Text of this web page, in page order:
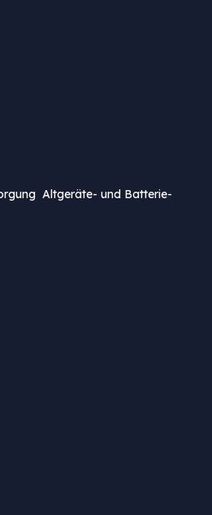
Altgeräte- und Batterie-